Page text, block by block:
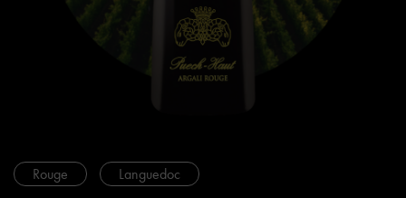
Rouge Languedoc